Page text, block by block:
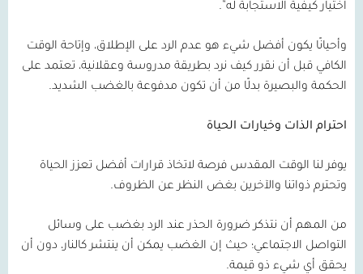
اختيار كيفية الاستجابة له”.
وأحيانًا يكون أفضل شيء هو عدم الرد على الإطلاق، وإتاحة الوقت
الكافي قبل أن نقرر كيف نرد بطريقة مدروسة وعقلانية، تعتمد على
الحكمة والبصيرة بدلًا من أن تكون مدفوعة بالغضب الشديد.
احترام الذات وخيارات الحياة
يوفر لنا الوقت المقدس فرصة لاتخاذ قرارات أفضل تعزز الحياة
وتحترم ذواتنا والآخرين بغض النظر عن الظروف.
من المهم أن نتذكر ضرورة الحذر عند الرد بغضب على وسائل
التواصل الاجتماعي؛ حيث إن الغضب يمكن أن ينتشر كالنار، دون أن
يحقق أي شيء ذو قيمة.